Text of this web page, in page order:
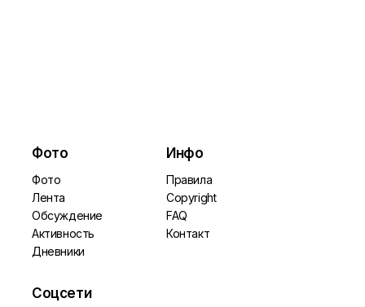
Фото
Фото
Лента
Обсуждение
Активность
Дневники
Инфо
Правила
Copyright
FAQ
Контакт
Соцсети